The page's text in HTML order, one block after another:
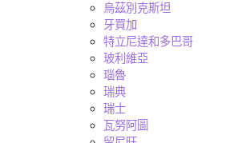
烏茲別克斯坦
牙買加
特立尼達和多巴哥
玻利維亞
瑙魯
瑞典
瑞士
瓦努阿圖